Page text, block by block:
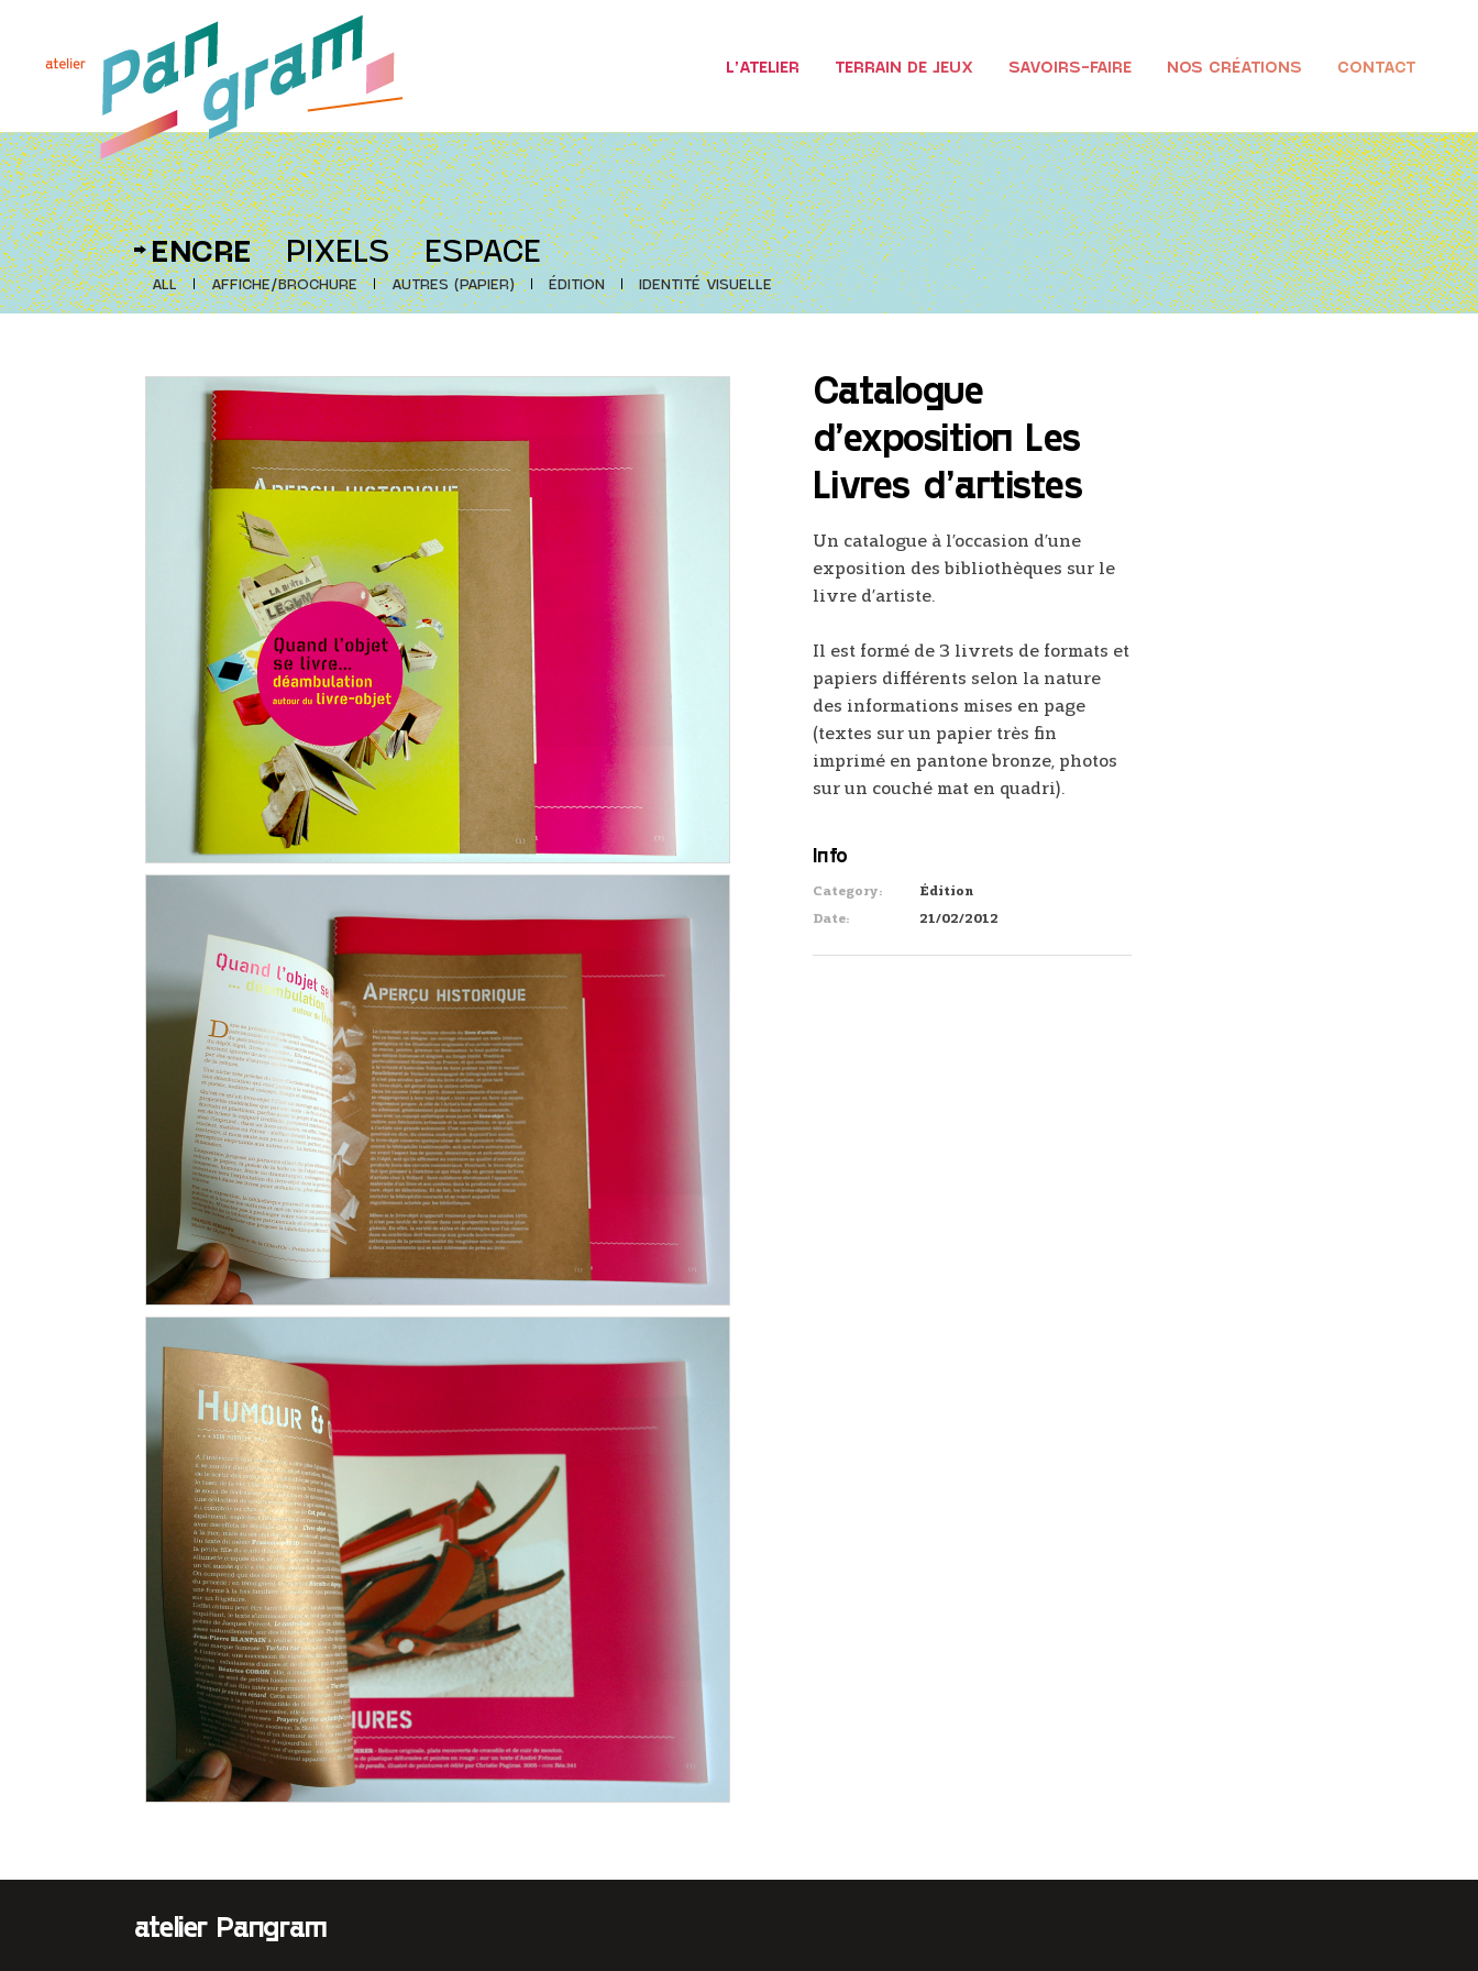
L’ATELIER TERRAIN DE JEUX SAVOIRS-FAIRE NOS CRÉATIONS CONTACT
ENCRE PIXELS ESPACE
ALL AFFICHE/BROCHURE AUTRES (PAPIER) ÉDITION IDENTITÉ VISUELLE
Catalogue
d’exposition Les
Livres d’artistes
Un catalogue à l’occasion d’une
exposition des bibliothèques sur le
livre d’artiste.
Il est formé de 3 livrets de formats et
papiers différents selon la nature
des informations mises en page
(textes sur un papier très fin
imprimé en pantone bronze, photos
sur un couché mat en quadri).
Info
Category:
Édition
Date:
21/02/2012
atelier Pangram